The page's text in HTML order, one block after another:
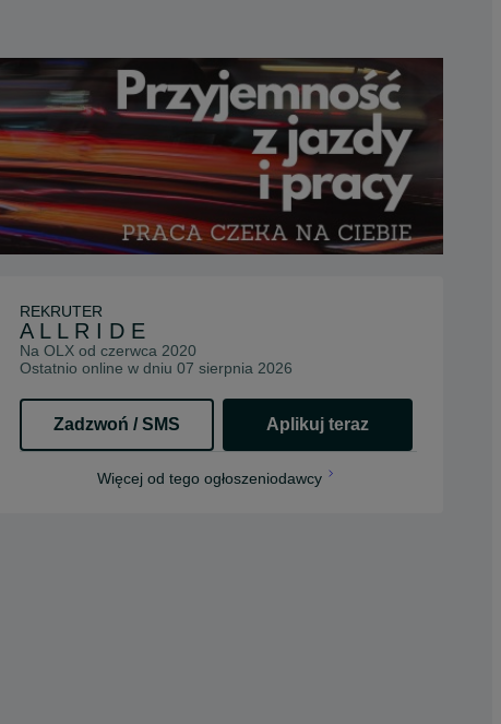
REKRUTER
A L L R I D E
Na OLX od czerwca 2020
Ostatnio online w dniu 07 sierpnia 2026
Zadzwoń / SMS Aplikuj teraz
opens in a new tab
Więcej od tego ogłoszeniodawcy